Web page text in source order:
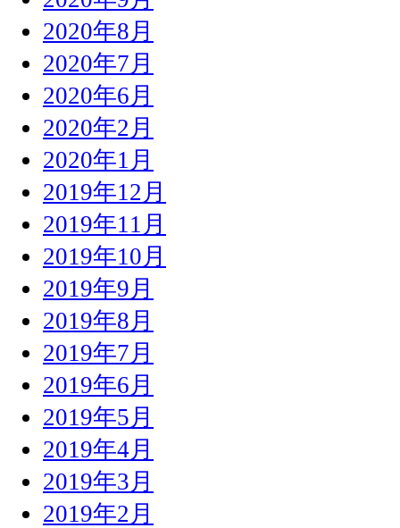
2020年8月
2020年7月
2020年6月
2020年2月
2020年1月
2019年12月
2019年11月
2019年10月
2019年9月
2019年8月
2019年7月
2019年6月
2019年5月
2019年4月
2019年3月
2019年2月